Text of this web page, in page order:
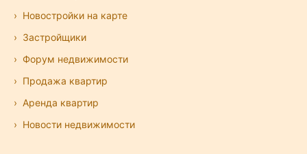
Новостройки на карте
Застройщики
Форум недвижимости
Продажа квартир
Аренда квартир
Новости недвижимости